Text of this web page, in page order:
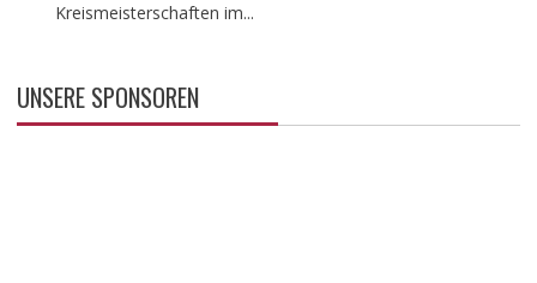
Kreismeisterschaften im...
UNSERE SPONSOREN